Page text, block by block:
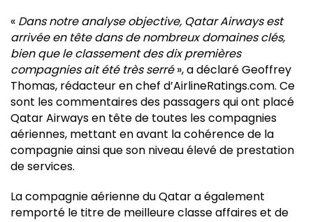
« Dans notre analyse objective, Qatar Airways est
arrivée en tête dans de nombreux domaines clés,
bien que le classement des dix premières
compagnies ait été très serré», a déclaré Geoffrey
Thomas, rédacteur en chef d’AirlineRatings.com. Ce
sont les commentaires des passagers qui ont placé
Qatar Airways en tête de toutes les compagnies
aériennes, mettant en avant la cohérence de la
compagnie ainsi que son niveau élevé de prestation
de services.
La compagnie aérienne du Qatar a également
remporté le titre de meilleure classe affaires et de